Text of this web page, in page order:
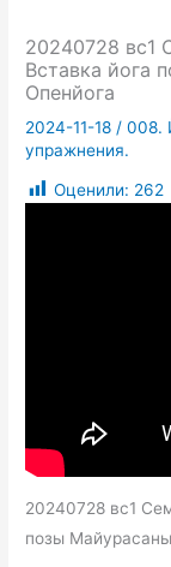
20240728 вс1
Вставка йога
Опенйога
2024-11-18 /008.
упражнения.
Оценили: 262
20240728 вс1
позы